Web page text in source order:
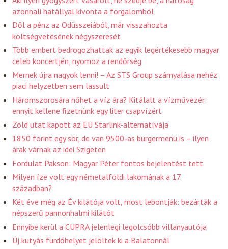
azonnali hatállyal kivonta a forgalomból
Dől a pénz az Odüsszeiából, már visszahozta
költségvetésének négyszeresét
Több embert bedrogozhattak az egyik legértékesebb magyar
celeb koncertjén, nyomoz a rendőrség
Mernek újra nagyok lenni! – Az STS Group szárnyalása nehéz
piaci helyzetben sem lassult
Háromszorosára nőhet a víz ára? Kitálalt a vízművezér:
ennyit kellene fizetnünk egy liter csapvízért
Zöld utat kapott az EU Starlink-alternatívája
1850 forint egy sör, de van 9500-as burgermenü is – ilyen
árak várnak az idei Szigeten
Fordulat Pakson: Magyar Péter fontos bejelentést tett
Milyen íze volt egy németalföldi lakomának a 17.
században?
Két éve még az Év kilátója volt, most lebontják: bezárták a
népszerű pannonhalmi kilátót
Ennyibe kerül a CUPRA jelenlegi legolcsóbb villanyautója
Új kutyás fürdőhelyet jelöltek ki a Balatonnál